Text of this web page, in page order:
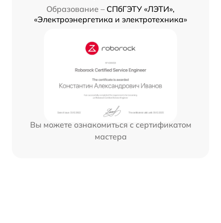
Образование – СПбГЭТУ «ЛЭТИ»,
«Электроэнергетика и электротехника»
Вы можете ознакомиться с сертификатом
мастера